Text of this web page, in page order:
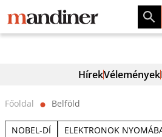
HírekVélemények
Főoldal ⬤ Belföld
NOBEL-DÍ
ELEKTRONOK